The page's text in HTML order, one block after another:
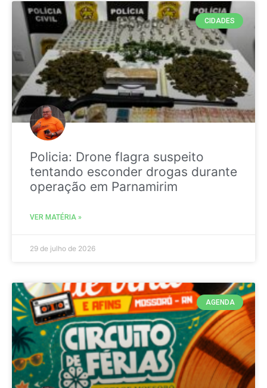
CIDADES
Policia: Drone flagra suspeito
tentando esconder drogas durante
operação em Parnamirim
VER MATÉRIA »
29 de julho de 2026
AGENDA